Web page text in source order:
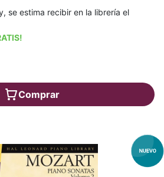
se estima recibir en la librería el
Comprar